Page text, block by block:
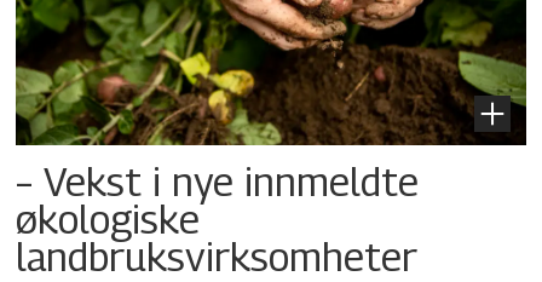
– Vekst i nye innmeldte
økologiske
landbruksvirksomheter